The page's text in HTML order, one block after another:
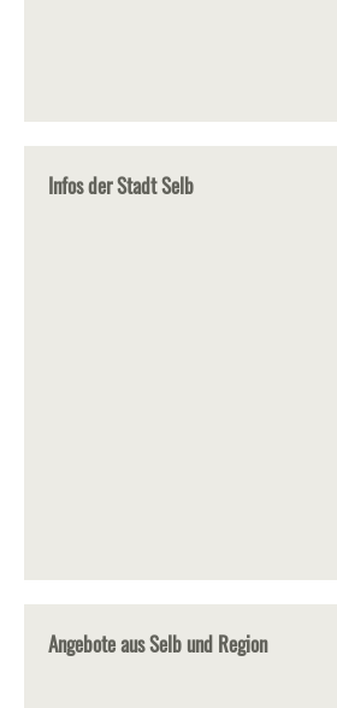
Infos der Stadt Selb
Angebote aus Selb und Region